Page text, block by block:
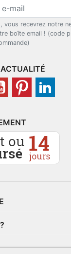
vous recevrez notre
boîte email ! (code